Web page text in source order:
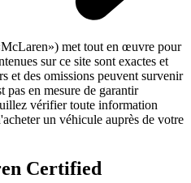
met tout en œuvre pour
sur ce site sont exactes et
et des omissions peuvent survenir
pas en mesure de garantir
vérifier toute information
un véhicule auprès de votre
Certified